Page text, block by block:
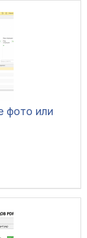
фото или